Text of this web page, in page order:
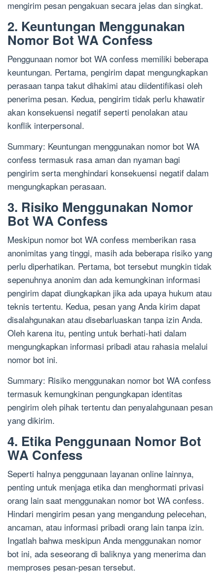
mengirim pesan pengakuan secara jelas dan singkat.
2. Keuntungan Menggunakan
Nomor Bot WA Confess
Penggunaan nomor bot WA confess memiliki beberapa
keuntungan. Pertama, pengirim dapat mengungkapkan
perasaan tanpa takut dihakimi atau diidentifikasi oleh
penerima pesan. Kedua, pengirim tidak perlu khawatir
akan konsekuensi negatif seperti penolakan atau
konflik interpersonal.
Summary: Keuntungan menggunakan nomor bot WA
confess termasuk rasa aman dan nyaman bagi
pengirim serta menghindari konsekuensi negatif dalam
mengungkapkan perasaan.
3. Risiko Menggunakan Nomor
Bot WA Confess
Meskipun nomor bot WA confess memberikan rasa
anonimitas yang tinggi, masih ada beberapa risiko yang
perlu diperhatikan. Pertama, bot tersebut mungkin tidak
sepenuhnya anonim dan ada kemungkinan informasi
pengirim dapat diungkapkan jika ada upaya hukum atau
teknis tertentu. Kedua, pesan yang Anda kirim dapat
disalahgunakan atau disebarluaskan tanpa izin Anda.
Oleh karena itu, penting untuk berhati-hati dalam
mengungkapkan informasi pribadi atau rahasia melalui
nomor bot ini.
Summary: Risiko menggunakan nomor bot WA confess
termasuk kemungkinan pengungkapan identitas
pengirim oleh pihak tertentu dan penyalahgunaan pesan
yang dikirim.
4. Etika Penggunaan Nomor Bot
WA Confess
Seperti halnya penggunaan layanan online lainnya,
penting untuk menjaga etika dan menghormati privasi
orang lain saat menggunakan nomor bot WA confess.
Hindari mengirim pesan yang mengandung pelecehan,
ancaman, atau informasi pribadi orang lain tanpa izin.
Ingatlah bahwa meskipun Anda menggunakan nomor
bot ini, ada seseorang di baliknya yang menerima dan
memproses pesan-pesan tersebut.